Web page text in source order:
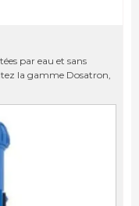
par eau et sans
la gamme Dosatron,